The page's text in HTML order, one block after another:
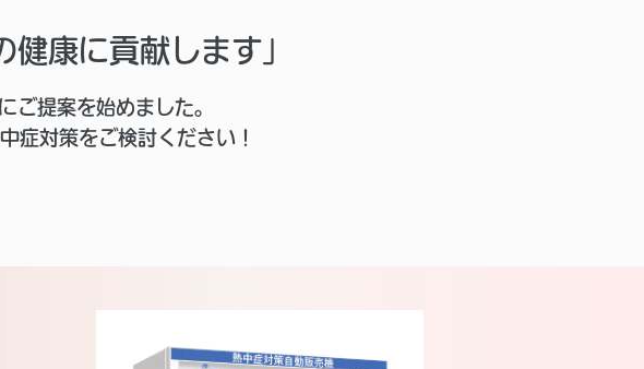
健康に貢献します」
提案を始めました。
症対策をご検討ください！